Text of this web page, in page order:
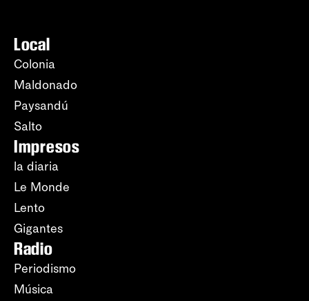
Local
Colonia
Maldonado
Paysandú
Salto
Impresos
la diaria
Le Monde
Lento
Gigantes
Radio
Periodismo
Música